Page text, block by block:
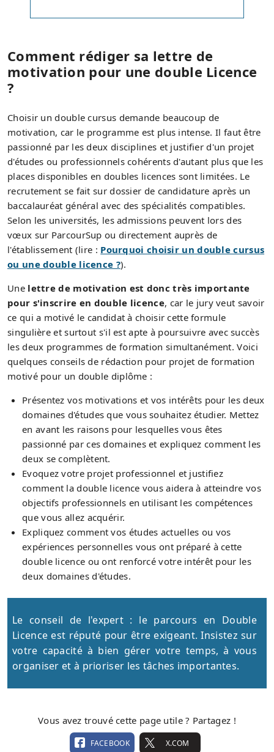
Comment rédiger sa lettre de
motivation pour une double Licence
?
Choisir un double cursus demande beaucoup de
motivation, car le programme est plus intense. Il faut être
passionné par les deux disciplines et justifier d'un projet
d'études ou professionnels cohérents d'autant plus que les
places disponibles en doubles licences sont limitées. Le
recrutement se fait sur dossier de candidature après un
baccalauréat général avec des spécialités compatibles.
Selon les universités, les admissions peuvent lors des
vœux sur ParcourSup ou directement auprès de
l'établissement (lire : Pourquoi choisir un double cursus
ou une double licence ?).
Une lettre de motivation est donc très importante
pour s'inscrire en double licence, car le jury veut savoir
ce qui a motivé le candidat à choisir cette formule
singulière et surtout s'il est apte à poursuivre avec succès
les deux programmes de formation simultanément. Voici
quelques conseils de rédaction pour projet de formation
motivé pour un double diplôme :
Présentez vos motivations et vos intérêts pour les deux
domaines d'études que vous souhaitez étudier. Mettez
en avant les raisons pour lesquelles vous êtes
passionné par ces domaines et expliquez comment les
deux se complètent.
Evoquez votre projet professionnel et justifiez
comment la double licence vous aidera à atteindre vos
objectifs professionnels en utilisant les compétences
que vous allez acquérir.
Expliquez comment vos études actuelles ou vos
expériences personnelles vous ont préparé à cette
double licence ou ont renforcé votre intérêt pour les
deux domaines d'études.
Le conseil de l'expert : le parcours en Double
Licence est réputé pour être exigeant. Insistez sur
votre capacité à bien gérer votre temps, à vous
organiser et à prioriser les tâches importantes.
Vous avez trouvé cette page utile ? Partagez !
FACEBOOK X.COM